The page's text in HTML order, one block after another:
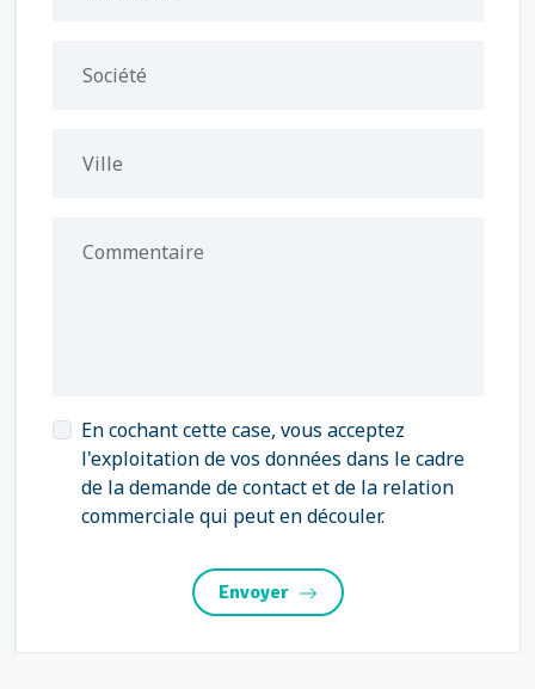
Société
Ville
Commentaire
En cochant cette case, vous acceptez
l'exploitation de vos données dans le cadre
de la demande de contact et de la relation
commerciale qui peut en découler.
Envoyer